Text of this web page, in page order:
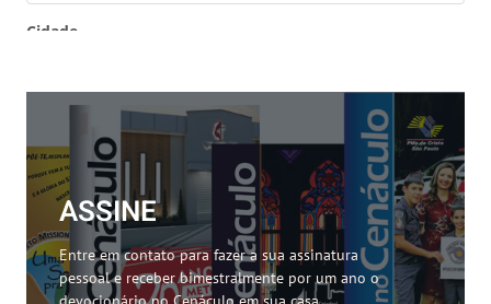
ASSINE
Entre em contato para fazer a sua assinatura
pessoal e receber bimestralmente por um ano o